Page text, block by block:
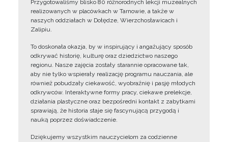
Przygotowaliśmy blisko 80 różnorodnych lekcji muzealnych
realizowanych w placówkach w Tarnowie, a także w
naszych oddziałach w Dołędze, Wierzchosławicach i
Zalipiu.
To doskonała okazja, by w inspirujący i angażujący sposób
odkrywać historię, kulturę oraz dziedzictwo naszego
regionu. Nasze zajęcia zostały starannie opracowane tak,
aby nie tylko wspierały realizację programu nauczania, ale
również pobudzały ciekawość, wyobraźnię i pasję młodych
odkrywców. Interaktywne formy pracy, ciekawe prelekcje,
działania plastyczne oraz bezpośredni kontakt z zabytkami
sprawiają, że historia staje się fascynującą przygodą i
nauką poprzez doświadczenie.
Dziękujemy wszystkim nauczycielom za codzienne